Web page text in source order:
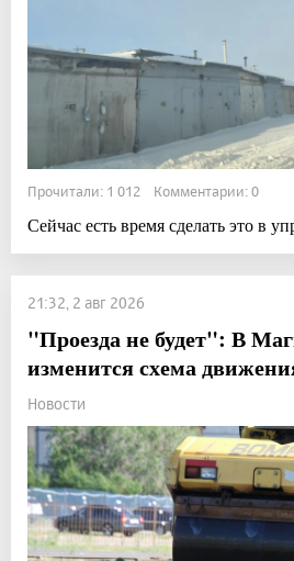
Прочитали: 1 012 Комментарии: 0
Сейчас есть время сделать это в
21:32, 2 авг 2026
"Проезда не будет": В
изменится схема
Новости